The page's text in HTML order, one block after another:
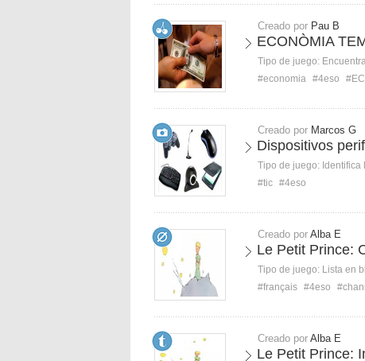
Creado por Pau B
ECONÒMIA
Tipo de juego:
#economia #4eso
Creado por Marcos G
Dispositivos
Tipo de juego: Identifica
#tic #4eso
Creado por Alba E
Le Petit Prince:
Tipo de juego: Lista en
#français #4eso
Creado por Alba E
Le Petit Prince: